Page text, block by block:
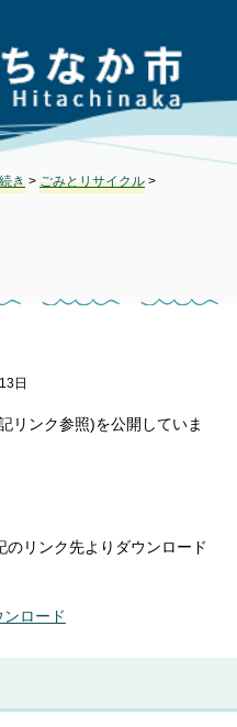
き > ごみとリサイクル >
日
リンク参照)を公開していま
のリンク先よりダウンロード
ロード